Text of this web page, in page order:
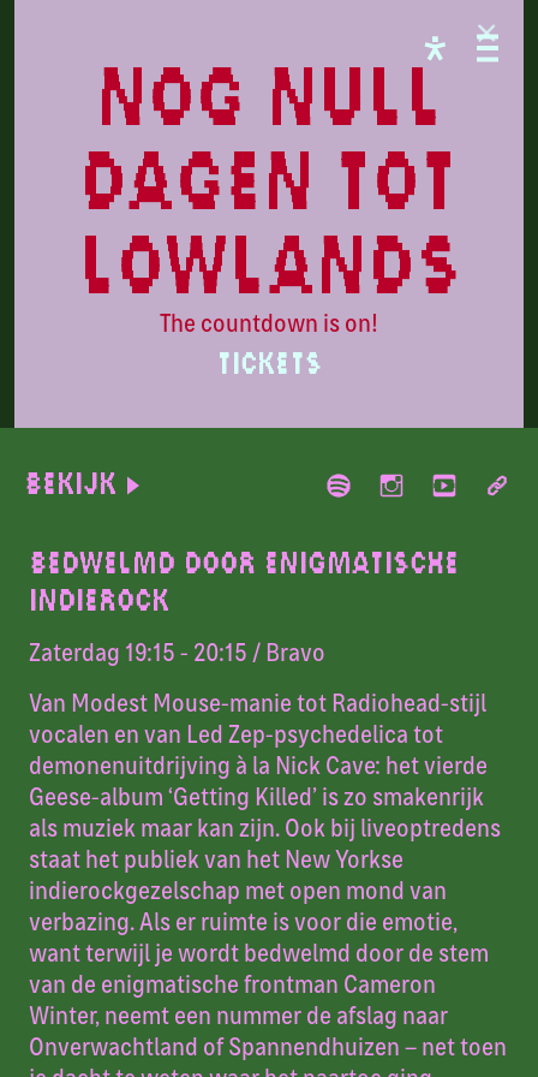
nog null
dagen tot
lowlands
The countdown is on!
TICKETS
Bekijk
BEDWELMD DOOR ENIGMATISCHE
INDIEROCK
Zaterdag 19:15 - 20:15 / Bravo
Van Modest Mouse-manie tot Radiohead-stijl
vocalen en van Led Zep-psychedelica tot
demonenuitdrijving à la Nick Cave: het vierde
Geese-album ‘Getting Killed’ is zo smakenrijk
als muziek maar kan zijn. Ook bij liveoptredens
staat het publiek van het New Yorkse
indierockgezelschap met open mond van
verbazing. Als er ruimte is voor die emotie,
want terwijl je wordt bedwelmd door de stem
van de enigmatische frontman Cameron
Winter, neemt een nummer de afslag naar
Onverwachtland of Spannendhuizen – net toen